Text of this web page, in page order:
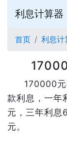
利息计算器
首页 利息计
170000
款利息，一年
元，三年利
元。